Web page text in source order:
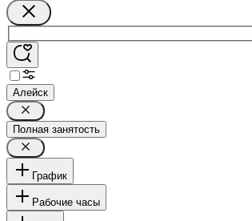
Алейск
Полная занятость
График
Рабочие часы